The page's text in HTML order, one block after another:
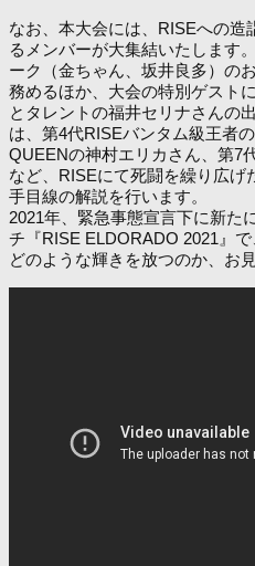
なお、本大会には、RISEへの造
るメンバーが大集結いたします
ーク（金ちゃん、坂井良多）の
務めるほか、大会の特別ゲスト
とタレントの福井セリナさんの
は、第4代RISEバンタム級王者
QUEENの神村エリカさん、第7
など、RISEにて死闘を繰り広げ
手目線の解説を行います。
2021年、緊急事態宣言下に新た
チ『RISE ELDORADO 2021』
どのような輝きを放つのか、お